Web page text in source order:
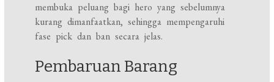
membuka peluang bagi hero yang sebelumnya
kurang dimanfaatkan, sehingga mempengaruhi
fase pick dan ban secara jelas.
Pembaruan Barang